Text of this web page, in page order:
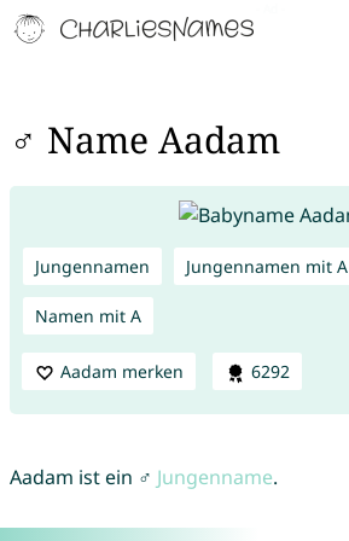
♂ Name Aadam
Jungennamen Jungennamen mit A
Namen mit A
Aadam merken 6292
Aadam ist ein ♂ Jungenname.